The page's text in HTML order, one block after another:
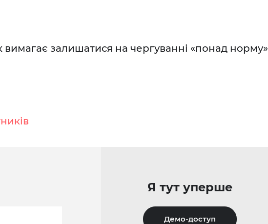
вимагає залишатися на чергуванні «понад норму»
Я тут уперше
Демо-доступ